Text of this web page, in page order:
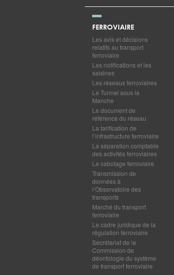
FERROVIAIRE
Les avis et décisions
relatifs au transport
ferroviaire
Les notifications et les
saisines
Les réseaux ferroviaires
Le Tunnel sous la
Manche
Le document de
référence du réseau
La tarification de
l’infrastructure ferroviaire
La séparation comptable
des activités ferroviaires
Le cabotage ferroviaire
Transmission de
données à
l’Observatoire des
transports
Marché du transport
ferroviaire
Le cadre juridique de la
régulation ferroviaire
Secrétariat de la
Commission de
déontologie du système
de transport ferroviaire